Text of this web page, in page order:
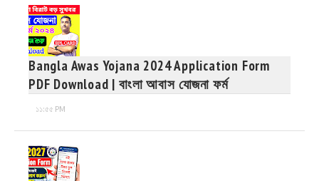
Bangla Awas Yojana 2024 Application Form
PDF Download | বাংলা আবাস যোজনা ফর্ম
১১:৫৫ PM